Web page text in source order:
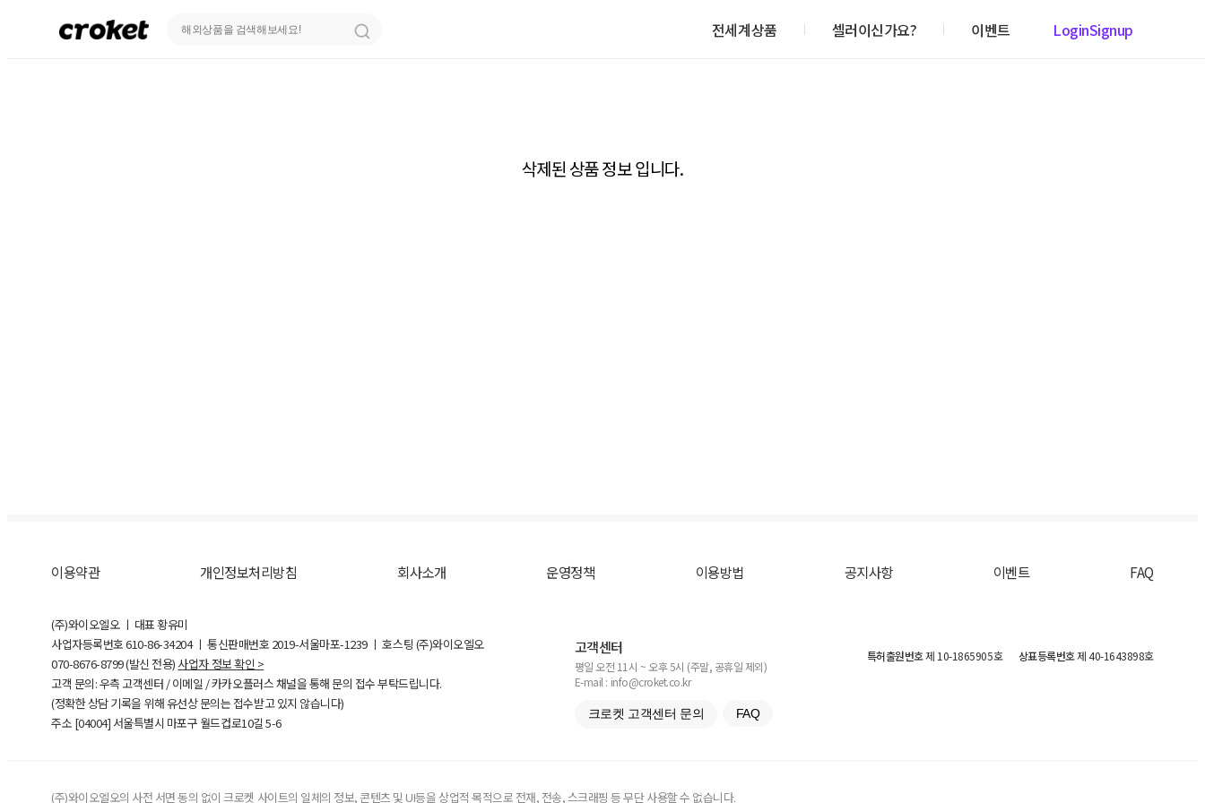
전세계상품 셀러이신가요? 이벤트 LoginSignup
삭제된 상품 정보 입니다.
이용약관 개인정보처리방침 회사소개 운영정책 이용방법 공지사항 이벤트 FAQ
(주)와이오엘오 ㅣ 대표 황유미
사업자등록번호610-86-34204ㅣ 통신판매번호 2019-서울마포-1239 ㅣ 호스팅 (주)와이오엘오
070-8676-8799 (발신 전용) 사업자 정보 확인 >
고객 문의: 우측 고객센터 / 이메일 / 카카오플러스 채널을 통해 문의 접수 부탁드립니다.
(정확한 상담 기록을 위해 유선상 문의는 접수받고 있지 않습니다)
주소 [04004] 서울특별시 마포구 월드컵로10길5-6
고객센터
평일 오전 11시 ~ 오후 5시 (주말, 공휴일 제외)
E-mail : info@croket.co.kr
크로켓 고객센터 문의 FAQ
특허출원번호제 10-1865905호 상표등록번호제 40-1643898호
(주)와이오엘오의 사전 서면 동의 없이 크로켓 사이트의 일체의 정보, 콘텐츠 및 UI등을 상업적 목적으로 전재, 전송, 스크래핑 등 무단 사용할 수 없습니다.